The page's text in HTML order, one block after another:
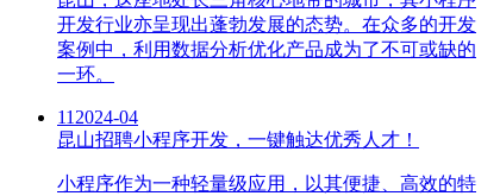
开发行业亦呈现出蓬勃发展的态势。在众多的开发
案例中，利用数据分析优化产品成为了不可或缺的
一环。
11 2024-04
昆山招聘小程序开发，一键触达优秀人才！
小程序作为一种轻量级应用，以其便捷、高效的特